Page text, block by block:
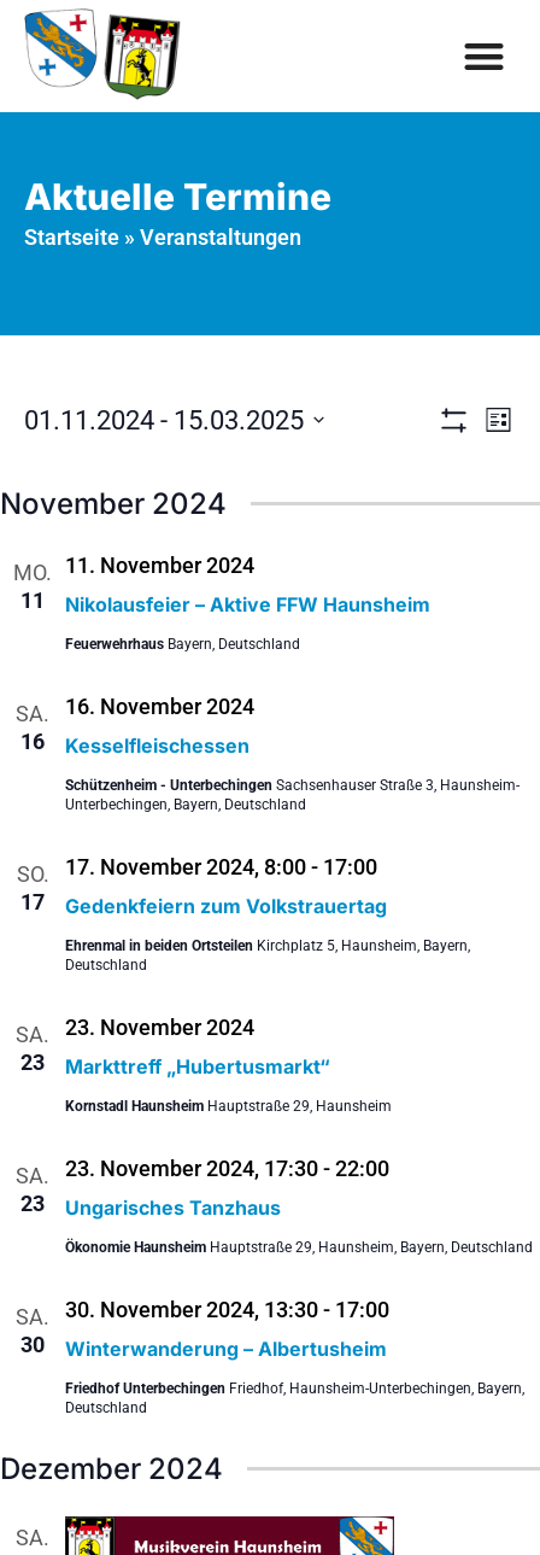
Aktuelle Termine
Startseite » Veranstaltungen
Liste
01.11.2024 - 15.03.2025
November 2024
MO.
11
Nikolausfeier – Aktive FFW Haunsheim
11. November 2024
Feuerwehrhaus Bayern, Deutschland
SA.
16
Kesselfleischessen
16. November 2024
Schützenheim - Unterbechingen Sachsenhauser Straße 3, Haunsheim-
Unterbechingen, Bayern, Deutschland
SO.
17
Gedenkfeiern zum Volkstrauertag
17. November 2024, 8:00- 17:00
Ehrenmal in beiden Ortsteilen Kirchplatz 5, Haunsheim, Bayern,
Deutschland
SA.
23
Markttreff „Hubertusmarkt“
23. November 2024
Kornstadl Haunsheim Hauptstraße 29, Haunsheim
SA.
23
Ungarisches Tanzhaus
23. November 2024, 17:30-22:00
Ökonomie Haunsheim Hauptstraße 29, Haunsheim, Bayern, Deutschland
SA.
30
Winterwanderung – Albertusheim
30. November 2024, 13:30- 17:00
Friedhof Unterbechingen Friedhof, Haunsheim-Unterbechingen, Bayern,
Deutschland
Dezember 2024
SA.